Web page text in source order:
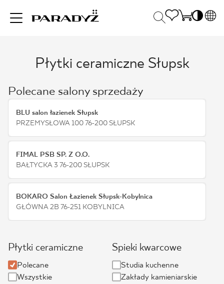
INSPIRACJE
PRODUKTY
KOLEKCJE
DLA BIZNESU
BLOG
GDZIE KUPIĆ
Płytki ceramiczne Słupsk
Polecane salony sprzedaży
BLU salon łazienek Słupsk
PRZEMYSŁOWA 100 76-200 SŁUPSK
FIMAL PSB SP. Z O.O.
BAŁTYCKA 3 76-200 SŁUPSK
BOKARO Salon Łazienek Słupsk-Kobylnica
GŁÓWNA 2B 76-251 KOBYLNICA
Płytki ceramiczne
Polecane
Wszystkie
Spieki kwarcowe
Studia kuchenne
Zakłady kamieniarskie